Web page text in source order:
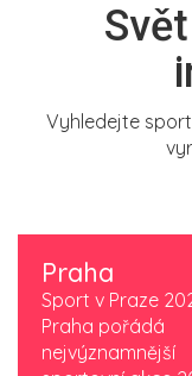
Vyhledejte
Praha
Sport v Praze
Praha pořádá
nejvýznamnější